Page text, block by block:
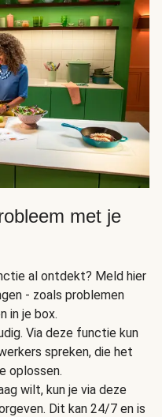
met je
al ontdekt? Meld hier
- zoals problemen
in je box.
Via deze functie kun
spreken, die het
oplossen.
wilt, kun je via deze
Dit kan 24/7 en is